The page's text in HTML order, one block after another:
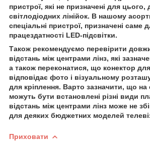
пристрої, які не призначені для цього,
світлодіодних лінійок. В нашому
спеціальні пристрої, призначені саме
працездатності LED-підсвітки.
Також рекомендуємо перевірити
відстань між центрами лінз, які
а також переконатися, що конектор
відповідає фото і візуальному
для кріплення. Варто зазначити, що на
можуть бути встановлені різні види
відстань між центрами лінз може не
для деяких бюджетних моделей
Приховати